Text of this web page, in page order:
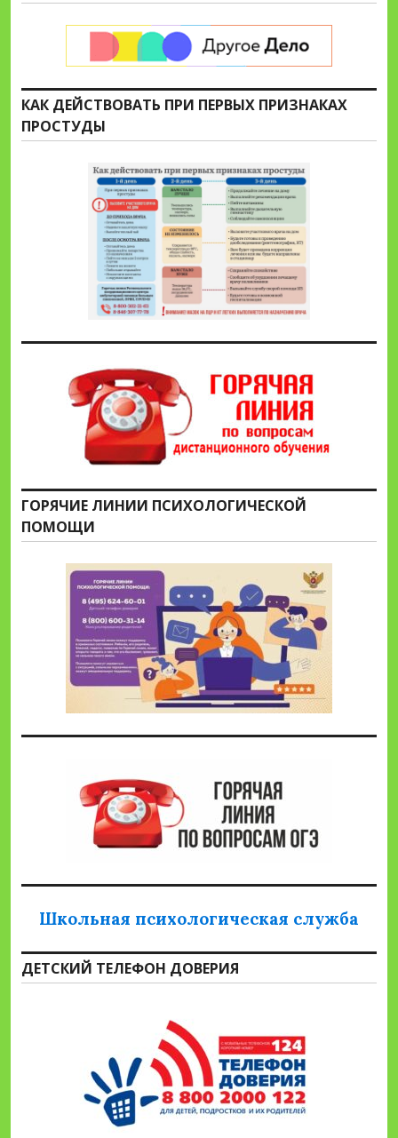
КАК ДЕЙСТВОВАТЬ ПРИ ПЕРВЫХ ПРИЗНАКАХ
ПРОСТУДЫ
ГОРЯЧИЕ ЛИНИИ ПСИХОЛОГИЧЕСКОЙ
ПОМОЩИ
Школьная психологическая служба
ДЕТСКИЙ ТЕЛЕФОН ДОВЕРИЯ